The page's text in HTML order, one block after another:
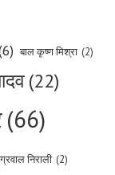
बाल कृष्ण मिश्रा (2)
(22)
(66)
निराली (2)